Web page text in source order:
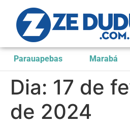
Parauapebas Marabá
Dia: 17 de
de 2024